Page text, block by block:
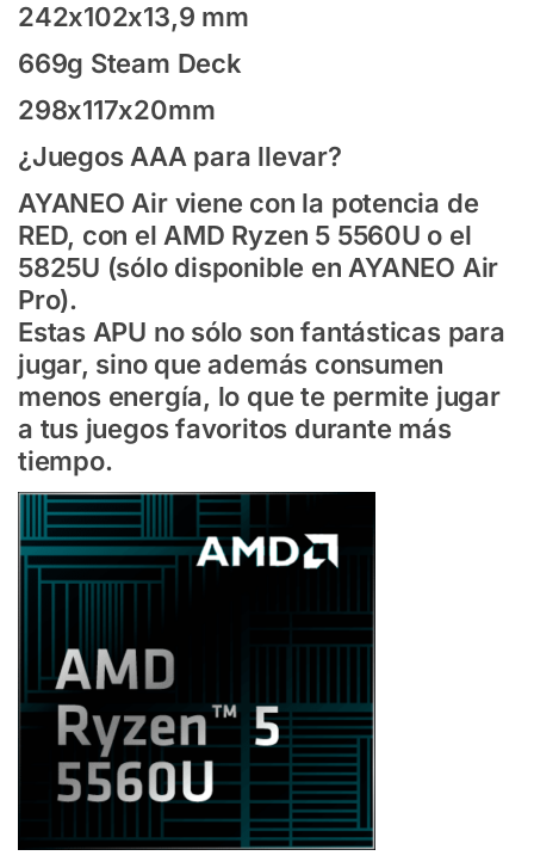
242x102x13,9 mm
669g Steam Deck
298x117x20mm
¿Juegos AAA para llevar?
AYANEO Air viene con la potencia de
RED, con el AMD Ryzen 5 5560U o el
5825U (sólo disponible en AYANEO Air
Pro).
Estas APU no sólo son fantásticas para
jugar, sino que además consumen
menos energía, lo que te permite jugar
a tus juegos favoritos durante más
tiempo.